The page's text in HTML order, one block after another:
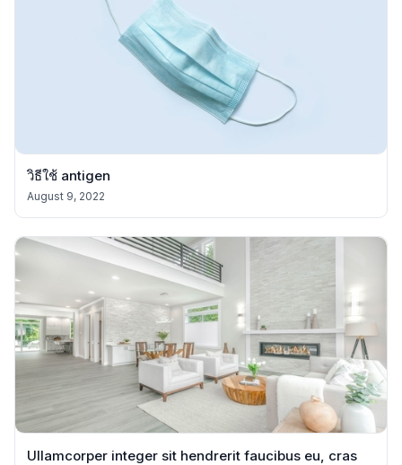
วิธีใช้ antigen
August 9, 2022
Ullamcorper integer sit hendrerit faucibus eu, cras